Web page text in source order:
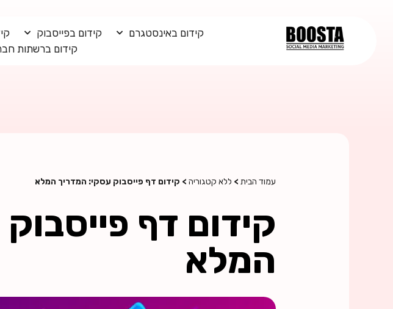
קידום באינסטגרם קידום בפייסבוק
קידום ברשתות
עמוד הבית > ללא קטגוריה > קידום דף פייסבוק עסקי: המדריך המלא
קידום דף
המלא